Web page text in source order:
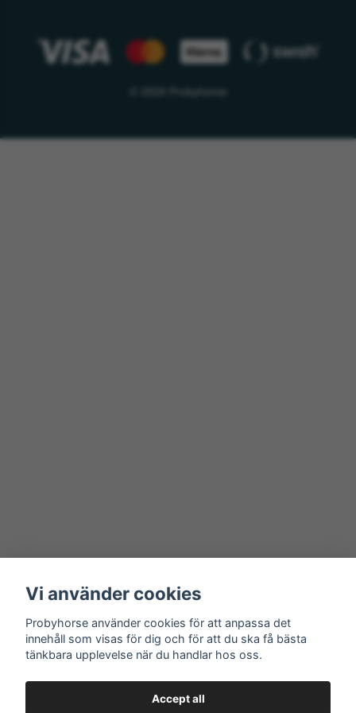
Vi använder cookies
Probyhorse använder cookies för att anpassa det
innehåll som visas för dig och för att du ska få bästa
tänkbara upplevelse när du handlar hos oss.
Accept all